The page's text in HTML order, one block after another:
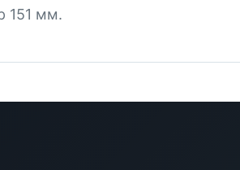
151 мм.